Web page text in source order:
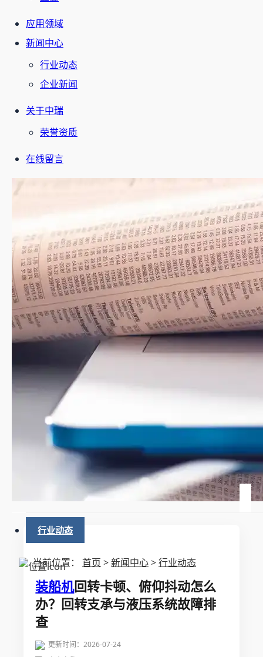
应用领域
新闻中心
行业动态
企业新闻
关于中瑞
荣誉资质
在线留言
行业动态
当前位置： 首页 >新闻中心>行业动态
装船机回转卡顿、俯仰抖动怎么
办？回转支承与液压系统故障排
查
更新时间：2026-07-24